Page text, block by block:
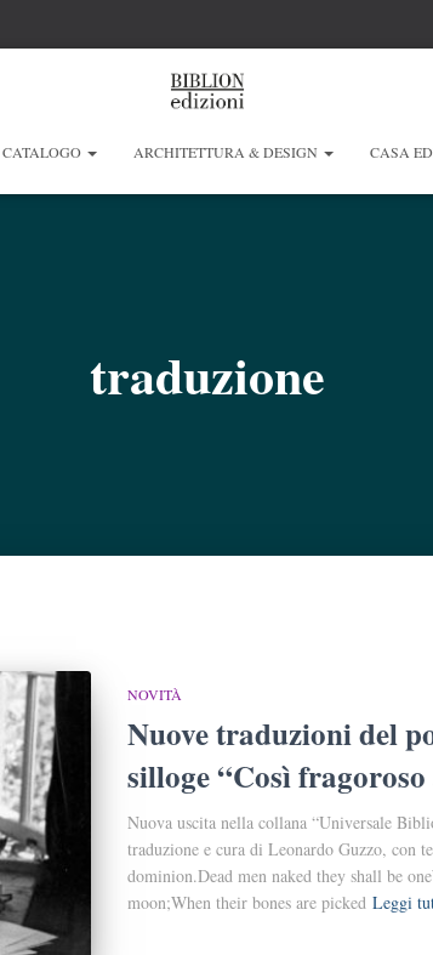
CATALOGO ARCHITETTURA & DESIGN CASA
traduzione
NOVITÀ
Nuove traduzioni del
silloge “Così fragoroso
Nuova uscita nella collana “Universale
traduzione e cura di Leonardo Guzzo, con
dominion.Dead men naked they shall be
moon;When their bones are picked Leggi